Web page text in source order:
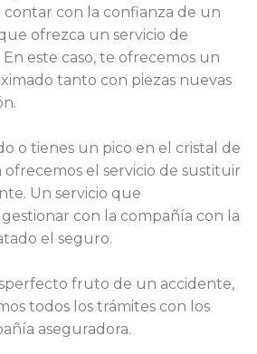
con la confianza de un
ofrezca un servicio de
este caso, te ofrecemos un
tanto con piezas nuevas
o tienes un pico en el cristal de
el servicio de sustituir
Un servicio que
con la compañía con la
el seguro.
fruto de un accidente,
todos los trámites con los
aseguradora.